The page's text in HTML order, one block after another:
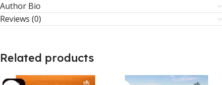
Author Bio
Reviews (0)
Related products